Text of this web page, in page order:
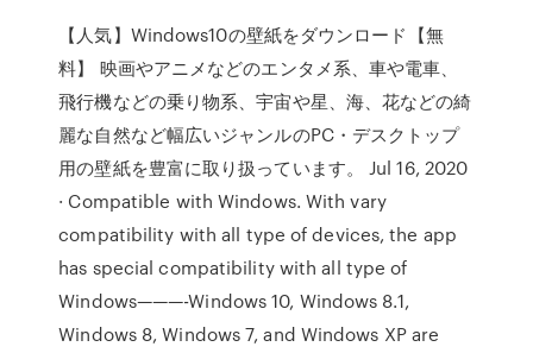
【人気】Windows10の壁紙をダウンロード【無
料】 映画やアニメなどのエンタメ系、車や電車、
飛行機などの乗り物系、宇宙や星、海、花などの綺
麗な自然など幅広いジャンルのPC・デスクトップ
用の壁紙を豊富に取り扱っています。 Jul 16, 2020
· Compatible with Windows. With vary
compatibility with all type of devices, the app
has special compatibility with all type of
Windows———-Windows 10, Windows 8.1,
Windows 8, Windows 7, and Windows XP are